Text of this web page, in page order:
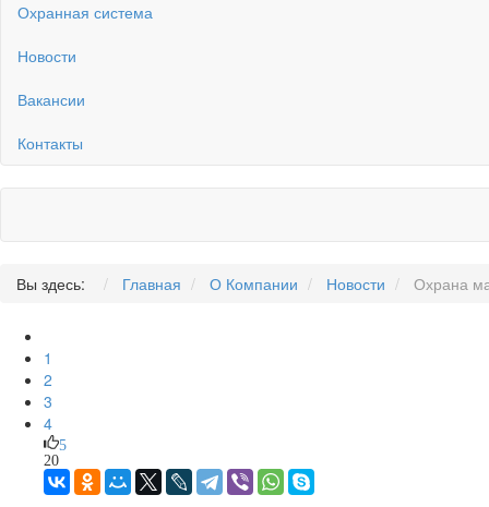
Охранная система
Новости
Вакансии
Контакты
Вы здесь: Главная О Компании Новости Охрана
1
2
3
4
5
20